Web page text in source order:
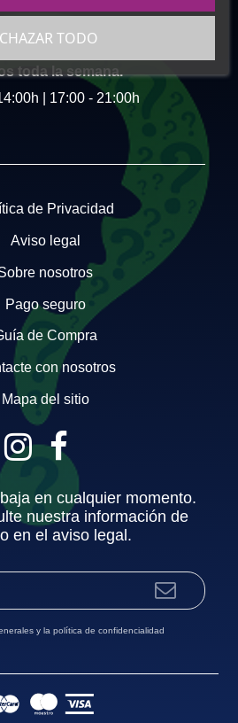
toda la semana.
| 17:00 - 21:00h
de Privacidad
Aviso legal
nosotros
Pago seguro
de Compra
con nosotros
Mapa del sitio
TODO
en cualquier momento.
nuestra información de
en el aviso legal.
y lapolítica de confidencialidad